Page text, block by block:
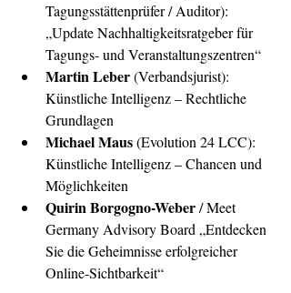
Tagungsstättenprüfer / Auditor):
„Update Nachhaltigkeitsratgeber für
Tagungs- und Veranstaltungszentren“
Martin Leber (Verbandsjurist):
Künstliche Intelligenz – Rechtliche
Grundlagen
Michael Maus (Evolution 24 LCC):
Künstliche Intelligenz – Chancen und
Möglichkeiten
Quirin Borgogno-Weber / Meet
Germany Advisory Board „Entdecken
Sie die Geheimnisse erfolgreicher
Online-Sichtbarkeit“